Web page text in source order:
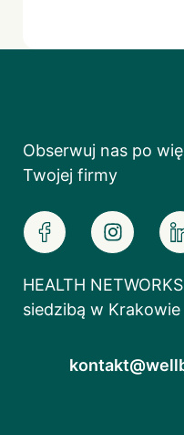
Obserwuj nas po
Twojej firmy
HEALTH
siedzibą w Krakowie